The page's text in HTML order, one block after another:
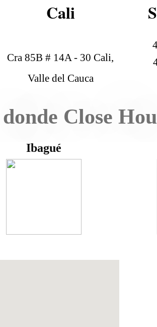
Cali
Cra 85B # 14A - 30 Cali,
Valle del Cauca
Close
Ibagué